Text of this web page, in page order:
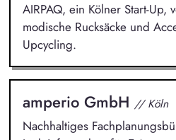
AIRPAQ, ein Kölner Start-Up,
modische Rucksäcke und
Upcycling.
amperio GmbH // Köln
Nachhaltiges